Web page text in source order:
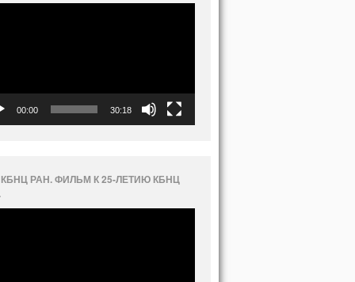
00:00 30:18
РАН. ФИЛЬМ К 25-ЛЕТИЮ КБНЦ